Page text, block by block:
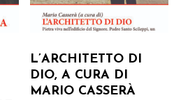
L’ARCHITETTO DI
DIO, A CURA DI
MARIO CASSERÀ